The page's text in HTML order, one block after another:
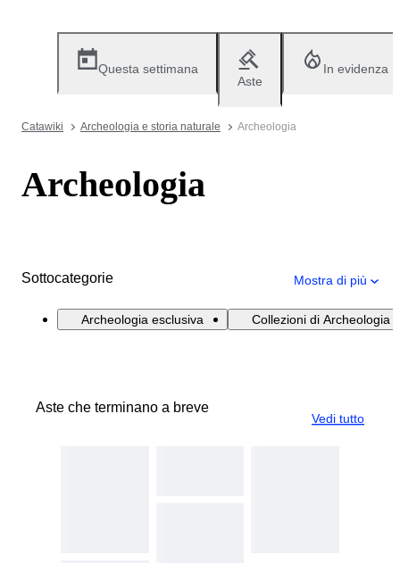
Questa settimana
Aste
In evidenza
Catawiki Archeologia e storia naturale Archeologia
Archeologia
Sottocategorie Mostra di più
Archeologia esclusiva Collezioni di Archeologia
Aste che terminano a breve
Vedi tutto